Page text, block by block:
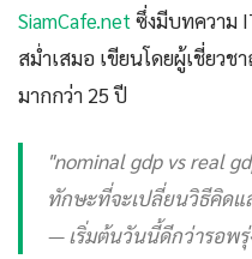
SiamCafe.net ซึ่งมีบทความ
สม่ำเสมอ เขียนโดยผู้เชี่ยว
มากกว่า 25 ปี
"nominal gdp vs real
ทักษะที่จะเปลี่ยนวิธีคิด
— เริ่มต้นวันนี้ดีกว่ารอพ